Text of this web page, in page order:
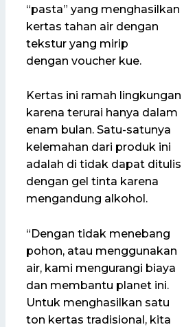
“pasta” yang menghasilkan
kertas tahan air dengan
tekstur yang mirip
dengan voucher kue.
Kertas ini ramah lingkungan
karena terurai hanya dalam
enam bulan. Satu-satunya
kelemahan dari produk ini
adalah di tidak dapat ditulis
dengan gel tinta karena
mengandung alkohol.
“Dengan tidak menebang
pohon, atau menggunakan
air, kami mengurangi biaya
dan membantu planet ini.
Untuk menghasilkan satu
ton kertas tradisional, kita